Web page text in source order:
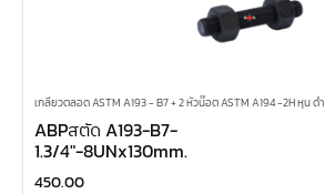
เกลียวตลอด ASTM A193 - B7 + 2 หัวน๊อต ASTM A194 -2H หุน ดำ
ABPสตัด A193-B7-
1.3/4″-8UNx130mm.
450.00